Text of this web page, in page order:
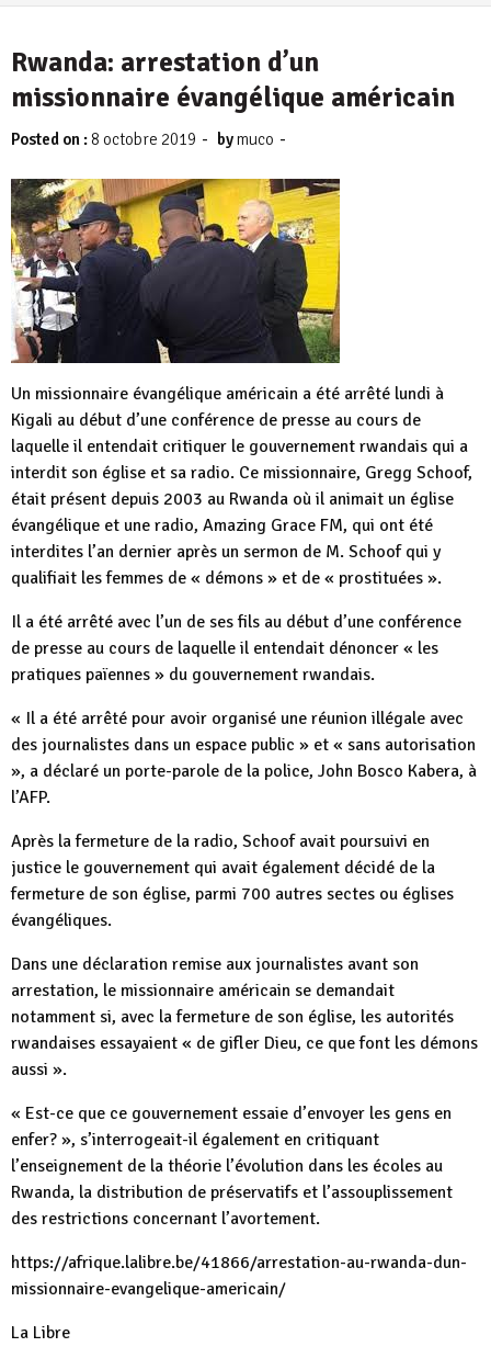
4 août 2026
Rwanda: arrestation d’un
missionnaire évangélique américain
Posted on : 8 octobre 2019 - bymuco -
Un missionnaire évangélique américain a été arrêté lundi à
Kigali au début d’une conférence de presse au cours de
laquelle il entendait critiquer le gouvernement rwandais qui a
interdit son église et sa radio. Ce missionnaire, Gregg Schoof,
était présent depuis 2003 au Rwanda où il animait un église
évangélique et une radio, Amazing Grace FM, qui ont été
interdites l’an dernier après un sermon de M. Schoof qui y
qualifiait les femmes de « démons » et de « prostituées ».
Il a été arrêté avec l’un de ses fils au début d’une conférence
de presse au cours de laquelle il entendait dénoncer « les
pratiques païennes » du gouvernement rwandais.
« Il a été arrêté pour avoir organisé une réunion illégale avec
des journalistes dans un espace public » et « sans autorisation
», a déclaré un porte-parole de la police, John Bosco Kabera, à
l’AFP.
Après la fermeture de la radio, Schoof avait poursuivi en
justice le gouvernement qui avait également décidé de la
fermeture de son église, parmi 700 autres sectes ou églises
évangéliques.
Dans une déclaration remise aux journalistes avant son
arrestation, le missionnaire américain se demandait
notamment si, avec la fermeture de son église, les autorités
rwandaises essayaient « de gifler Dieu, ce que font les démons
aussi ».
« Est-ce que ce gouvernement essaie d’envoyer les gens en
enfer? », s’interrogeait-il également en critiquant
l’enseignement de la théorie l’évolution dans les écoles au
Rwanda, la distribution de préservatifs et l’assouplissement
des restrictions concernant l’avortement.
https://afrique.lalibre.be/41866/arrestation-au-rwanda-dun-
missionnaire-evangelique-americain/
La Libre